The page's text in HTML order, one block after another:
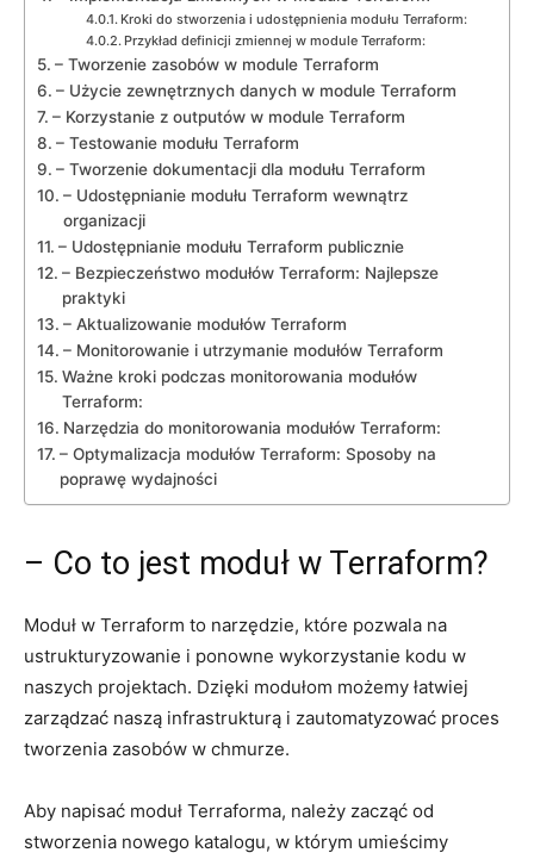
Kroki⁢ do ⁣stworzenia i udostępnienia modułu Terraform:
Przykład definicji zmiennej w⁣ module Terraform:
– Tworzenie zasobów w module Terraform
– Użycie zewnętrznych danych⁢ w module Terraform
– ⁤Korzystanie​ z⁣ outputów​ w ⁢module Terraform
– Testowanie modułu Terraform
– Tworzenie dokumentacji dla modułu ​Terraform
– ⁢Udostępnianie modułu Terraform ‌wewnątrz
‌organizacji
– ‌Udostępnianie modułu Terraform publicznie
– Bezpieczeństwo modułów Terraform:⁤ Najlepsze
praktyki
– Aktualizowanie⁤ modułów Terraform
– Monitorowanie i utrzymanie ​modułów ​Terraform
Ważne⁤ kroki podczas monitorowania modułów
Terraform:
Narzędzia do monitorowania modułów Terraform:
– Optymalizacja⁣ modułów Terraform: Sposoby ​na
⁣poprawę wydajności
– Co to jest⁢ moduł w ⁤Terraform?
Moduł w​ Terraform to narzędzie, które pozwala na
ustrukturyzowanie i⁣ ponowne wykorzystanie kodu‌ w
naszych projektach. ‍Dzięki modułom możemy⁢ łatwiej
zarządzać naszą infrastrukturą i zautomatyzować proces
tworzenia ⁣zasobów ​w chmurze.
Aby⁤ napisać⁣ moduł⁣ Terraforma, należy zacząć od
⁤stworzenia ​nowego katalogu,⁤ w⁢ którym umieścimy